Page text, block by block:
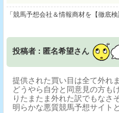
「競馬予想会社＆情報商材を【徹底
投稿者 : 匿名希望さん
提供された買い目は全て外れま
どうやら自分と同意見の方も
りたまたま外れた訳でもなさ
明らかな悪質競馬予想サイト